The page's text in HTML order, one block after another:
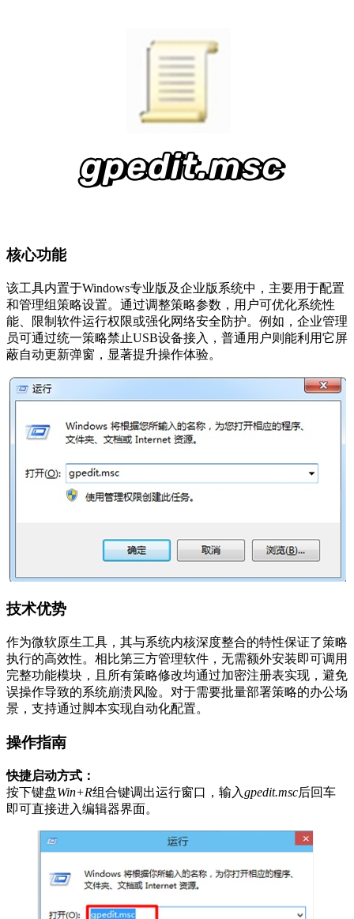
核心功能
该工具内置于Windows专业版及企业版系统中，主要用于配置
和管理组策略设置。通过调整策略参数，用户可优化系统性
能、限制软件运行权限或强化网络安全防护。例如，企业管理
员可通过统一策略禁止USB设备接入，普通用户则能利用它屏
蔽自动更新弹窗，显著提升操作体验。
技术优势
作为微软原生工具，其与系统内核深度整合的特性保证了策略
执行的高效性。相比第三方管理软件，无需额外安装即可调用
完整功能模块，且所有策略修改均通过加密注册表实现，避免
误操作导致的系统崩溃风险。对于需要批量部署策略的办公场
景，支持通过脚本实现自动化配置。
操作指南
快捷启动方式：
按下键盘Win+R组合键调出运行窗口，输入gpedit.msc后回车
即可直接进入编辑器界面。